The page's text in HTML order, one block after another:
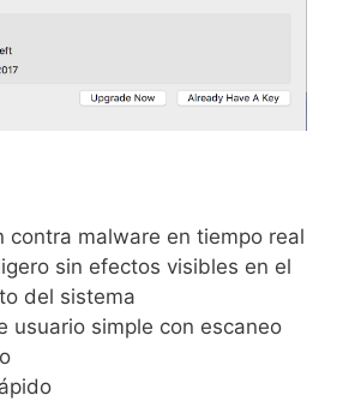
contra malware en tiempo real
sin efectos visibles en el
del sistema
usuario simple con escaneo